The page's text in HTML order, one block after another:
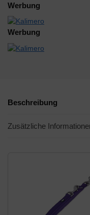
Werbung
Werbung
Beschreibung
Zusätzliche